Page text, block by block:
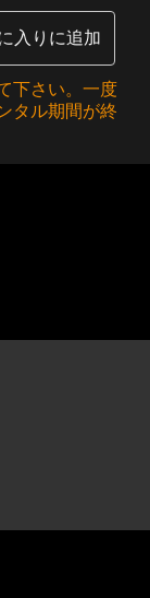
入りに追加
下さい。一度
タル期間が終